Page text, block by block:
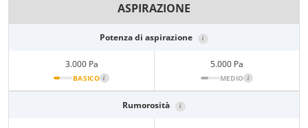
ASPIRAZIONE
Potenza di aspirazione i
3.000 Pa
BASICO i
5.000 Pa
MEDIO i
Rumorosità i